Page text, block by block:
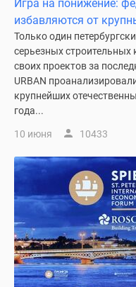
комнатные
более
Готовые
новостройки
комнатные
Военная
Покупателю
Новостройки
Санкт-
Петербурга
Видеообзор
новостроек
Семейная
ипотека
Игра на понижение:
избавляются от
Только один
серьезных
своих проектов за
URBAN
крупнейших
года...
10 июня 10433